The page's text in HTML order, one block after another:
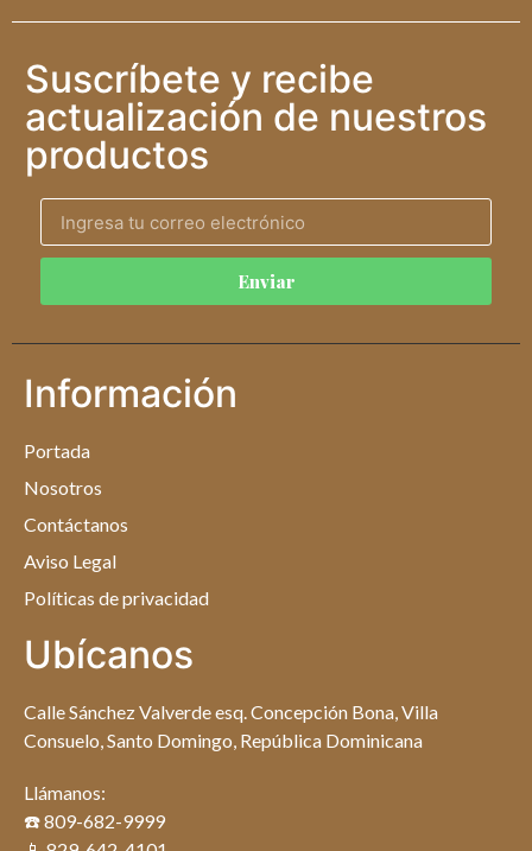
Suscríbete y recibe
actualización de nuestros
productos
Enviar
Información
Portada
Nosotros
Contáctanos
Aviso Legal
Políticas de privacidad
Ubícanos
Calle Sánchez Valverde esq. Concepción Bona, Villa
Consuelo, Santo Domingo, República Dominicana
Llámanos:
☎️ 809-682-9999